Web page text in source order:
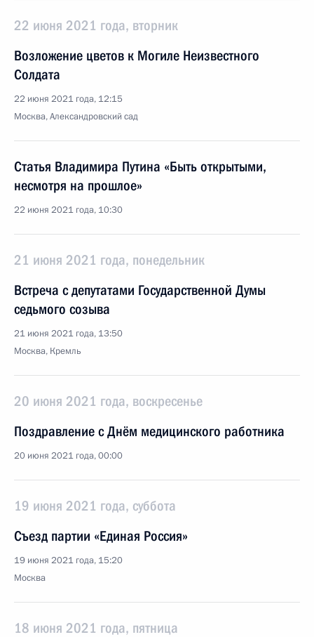
22 июня 2021 года, вторник
Возложение цветов к Могиле Неизвестного
Солдата
22 июня 2021 года, 12:15
Москва, Александровский сад
Статья Владимира Путина «Быть открытыми,
несмотря на прошлое»
22 июня 2021 года, 10:30
21 июня 2021 года, понедельник
Встреча с депутатами Государственной Думы
седьмого созыва
21 июня 2021 года, 13:50
Москва, Кремль
20 июня 2021 года, воскресенье
Поздравление с Днём медицинского работника
20 июня 2021 года, 00:00
19 июня 2021 года, суббота
Съезд партии «Единая Россия»
19 июня 2021 года, 15:20
Москва
18 июня 2021 года, пятница